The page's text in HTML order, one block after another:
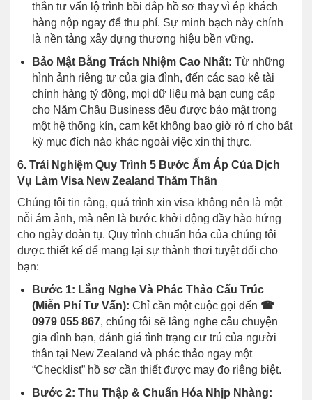
thắn tư vấn lộ trình bồi đắp hồ sơ thay vì ép khách
hàng nộp ngay để thu phí. Sự minh bạch này chính
là nền tảng xây dựng thương hiệu bền vững.
Bảo Mật Bằng Trách Nhiệm Cao Nhất: Từ những
hình ảnh riêng tư của gia đình, đến các sao kê tài
chính hàng tỷ đồng, mọi dữ liệu mà bạn cung cấp
cho Năm Châu Business đều được bảo mật trong
một hệ thống kín, cam kết không bao giờ rò rỉ cho bất
kỳ mục đích nào khác ngoài việc xin thị thực.
6. Trải Nghiệm Quy Trình 5 Bước Ấm Áp Của Dịch
Vụ Làm Visa New Zealand Thăm Thân
Chúng tôi tin rằng, quá trình xin visa không nên là một
nỗi ám ảnh, mà nên là bước khởi động đầy hào hứng
cho ngày đoàn tụ. Quy trình chuẩn hóa của chúng tôi
được thiết kế để mang lại sự thảnh thơi tuyệt đối cho
bạn:
Bước 1: Lắng Nghe Và Phác Thảo Cấu Trúc
(Miễn Phí Tư Vấn): Chỉ cần một cuộc gọi đến ☎
0979 055 867, chúng tôi sẽ lắng nghe câu chuyện
gia đình bạn, đánh giá tình trạng cư trú của người
thân tại New Zealand và phác thảo ngay một
“Checklist” hồ sơ cần thiết được may đo riêng biệt.
Bước 2: Thu Thập & Chuẩn Hóa Nhịp Nhàng: